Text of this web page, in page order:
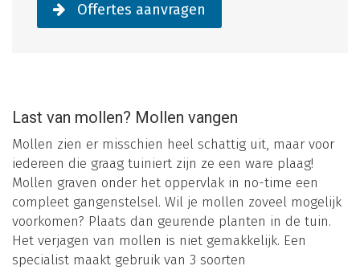
Offertes aanvragen
Last van mollen? Mollen vangen
Mollen zien er misschien heel schattig uit, maar voor
iedereen die graag tuiniert zijn ze een ware plaag!
Mollen graven onder het oppervlak in no-time een
compleet gangenstelsel. Wil je mollen zoveel mogelijk
voorkomen? Plaats dan geurende planten in de tuin.
Het verjagen van mollen is niet gemakkelijk. Een
specialist maakt gebruik van 3 soorten